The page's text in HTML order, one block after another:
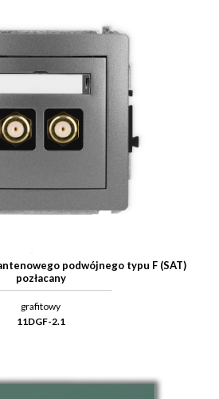
podwójnego typu F (SAT)
pozłacany
grafitowy
11DGF-2.1